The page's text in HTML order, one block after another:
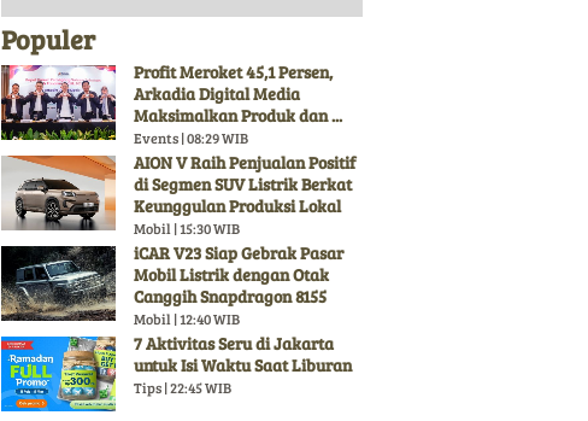
Populer
Profit Meroket 45,1 Persen,
Arkadia Digital Media
Maksimalkan Produk dan ...
Events | 08:29 WIB
AION V Raih Penjualan Positif
di Segmen SUV Listrik Berkat
Keunggulan Produksi Lokal
Mobil | 15:30 WIB
iCAR V23 Siap Gebrak Pasar
Mobil Listrik dengan Otak
Canggih Snapdragon 8155
Mobil | 12:40 WIB
7 Aktivitas Seru di Jakarta
untuk Isi Waktu Saat Liburan
Tips | 22:45 WIB